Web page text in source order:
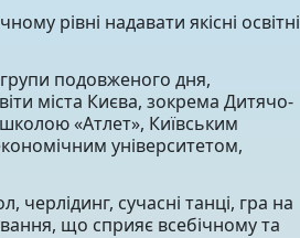
рівні надавати якісні освітні
подовженого дня,
міста Києва, зокрема Дитячо-
«Атлет», Київським
університетом,
сучасні танці, гра на
що сприяє всебічному та